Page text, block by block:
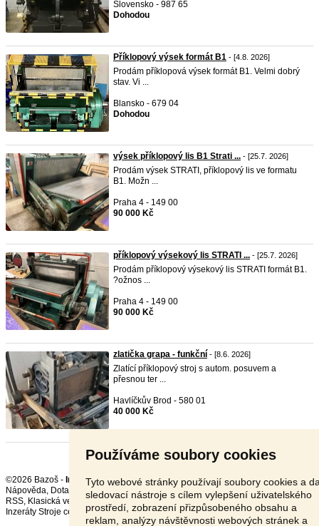
Používáme soubory cookies
Tyto webové stránky používají soubory cookies a
sledovací nástroje s cílem vylepšení uživatelského
prostředí, zobrazení přizpůsobeného obsahu a
reklam, analýzy návštěvnosti webových stránek a
Slovensko - 987 65
Dohodou
Příklopový výsek formát B1 - [4.8. 2026]
Prodám příklopová výsek formát B1. Velmi dobrý
stav. Vi ...
Blansko - 679 04
Dohodou
výsek příklopový lis B1 Strati ... - [25.7. 2026]
Prodám výsek STRATI, příklopový lis ve formatu
B1. Možn ...
Praha 4 - 149 00
90 000 Kč
příklopový výsekový lis STRATI ... - [25.7. 2026]
Prodám příklopový výsekový lis STRATI formát B1.
?ožnos ...
Praha 4 - 149 00
90 000 Kč
zlatička grapa - funkční - [8.6. 2026]
Zlatící příklopový stroj s autom. posuvem a
přesnou ter ...
Havlíčkův Brod - 580 01
40 000 Kč
©2026 Bazoš - Inzerce, Bazar
Nápověda, Dotazy Hodnocení , Kontakt , Reklama Podmínky Ochrana údajů ,
RSS,
Inzeráty Stroje celkem:72213, za 24 hodin:2946